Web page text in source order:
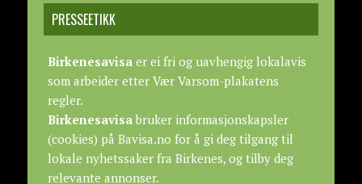
PRESSEETIKK
Birkenesavisaer ei fri og uavhengig lokalavis
som arbeider etter Vær Varsom-plakatens
regler.
Birkenesavisabruker informasjonskapsler
(cookies) på Bavisa.no for å gi deg tilgang til
lokale nyhetssaker fra Birkenes, og tilby deg
relevante annonser.